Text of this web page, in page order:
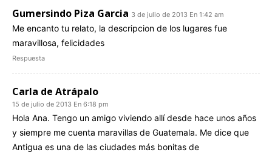
Gumersindo Piza Garcia 3 de julio de 2013 En 1:42 am
Me encanto tu relato, la descripcion de los lugares fue
maravillosa, felicidades
Respuesta
Carla de Atrápalo
15 de julio de 2013 En 6:18 pm
Hola Ana. Tengo un amigo viviendo allí desde hace unos años
y siempre me cuenta maravillas de Guatemala. Me dice que
Antigua es una de las ciudades más bonitas de